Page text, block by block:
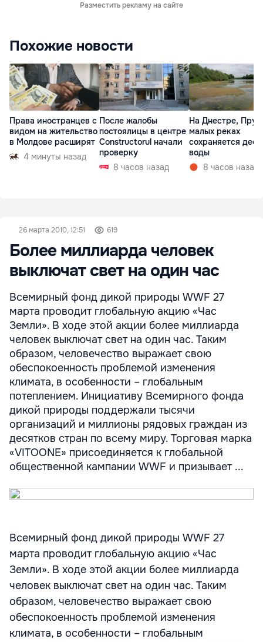
Разместить рекламу на сайте
Похожие новости
Права иностранцев с
видом на жительство
в Молдове расширят
4 минуты назад
После жалобы
постоялицы в центре
Constructorul начали
проверку
8 часов назад
На Днестре,
малых реках
сохраняется
воды
8 часов назад
26 марта 2010, 12:51 619
Более миллиарда человек
выключат свет на один час
Всемирный фонд дикой природы WWF 27
марта проводит глобальную акцию «Час
Земли». В ходе этой акции более миллиарда
человек выключат свет на один час. Таким
образом, человечество выражает свою
обеспокоенность проблемой изменения
климата, в особенности – глобальным
потеплением. Инициативу Всемирного фонда
дикой природы поддержали тысячи
организаций и миллионы рядовых граждан из
десятков стран по всему миру. Торговая марка
«VITOONE» присоединяется к глобальной
общественной кампании WWF и призывает ...
Всемирный фонд дикой природы WWF 27
марта проводит глобальную акцию «Час
Земли». В ходе этой акции более миллиарда
человек выключат свет на один час. Таким
образом, человечество выражает свою
обеспокоенность проблемой изменения
климата, в особенности – глобальным